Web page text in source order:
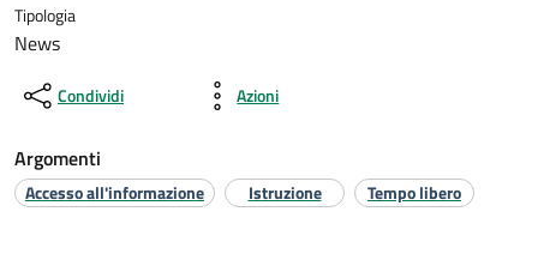
Tipologia
News
Condividi Azioni
Argomenti
Accesso all'informazione Istruzione Tempo libero